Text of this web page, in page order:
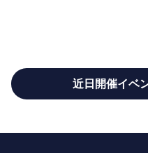
近日開催イベ